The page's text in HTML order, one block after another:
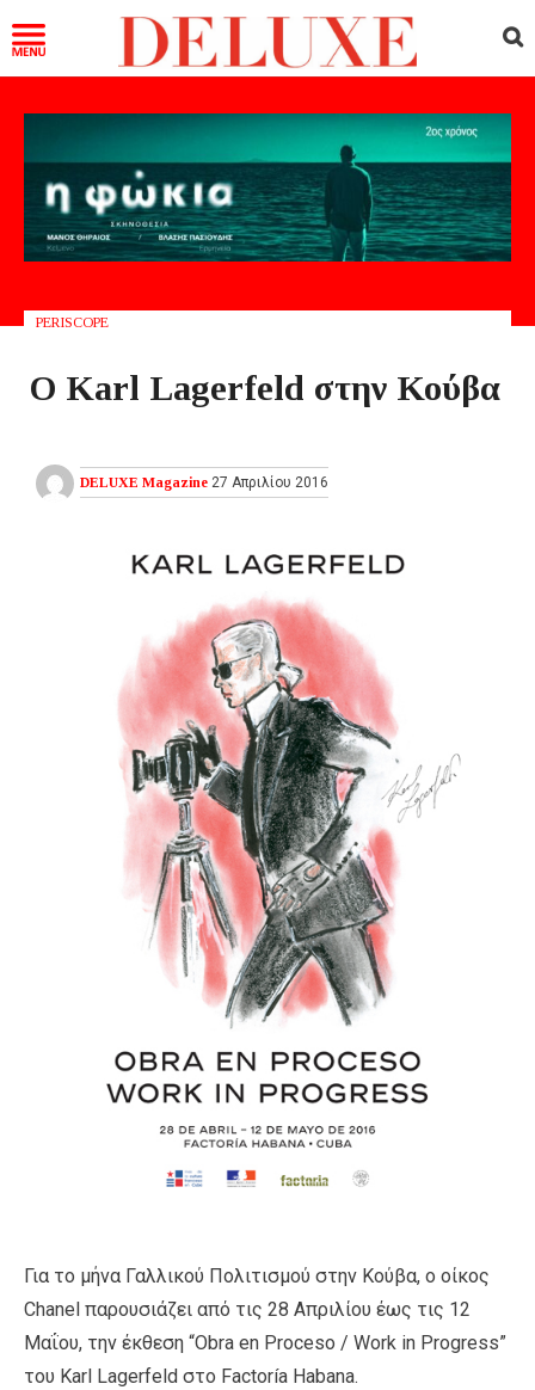
PERISCOPE
Ο Karl Lagerfeld στην Κούβα
DELUXE Magazine 27 Απριλίου 2016
Για το μήνα Γαλλικού Πολιτισμού στην Κούβα, ο οίκος
Chanel παρουσιάζει από τις 28 Απριλίου έως τις 12
Μαΐου, την έκθεση “Obra en Proceso / Work in Progress”
του Karl Lagerfeld στο Factoría Habana.